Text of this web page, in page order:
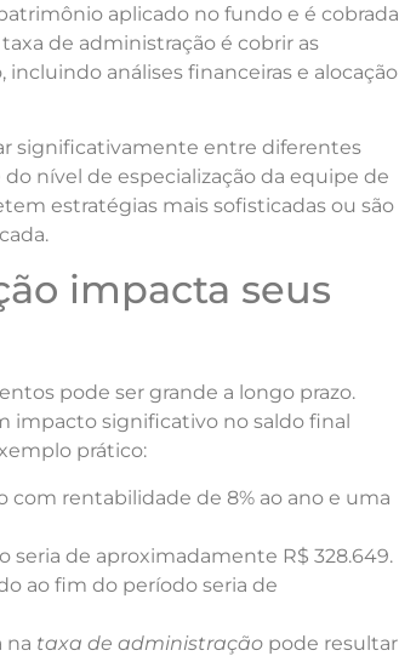
aplicado no fundo e é cobrada
de administração é cobrir as
análises financeiras e alocação
significativamente entre diferentes
nível de especialização da equipe de
estratégias mais sofisticadas ou são
impacta seus
pode ser grande a longo prazo.
significativo no saldo final
prático:
rentabilidade de 8% ao ano e uma
seria de aproximadamente R$ 328.649.
ao fim do período seria de
na taxa de administração pode resultar